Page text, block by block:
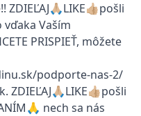
Vaším
PRISPIEŤ, môžete
podporte-nas-2/
nech sa nás